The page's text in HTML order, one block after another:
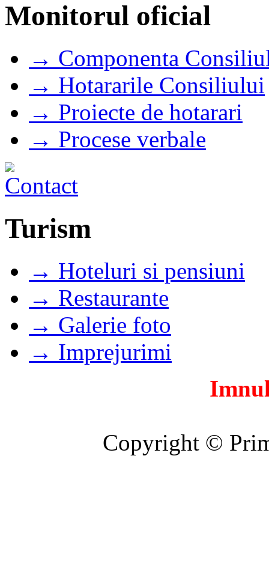
Monitorul oficial
→ Componenta
→ Hotararile Consiliului
→ Proiecte de hotarari
→ Procese verbale
Turism
→ Hoteluri si pensiuni
→ Restaurante
→ Galerie foto
→ Imprejurimi
Copyright ©